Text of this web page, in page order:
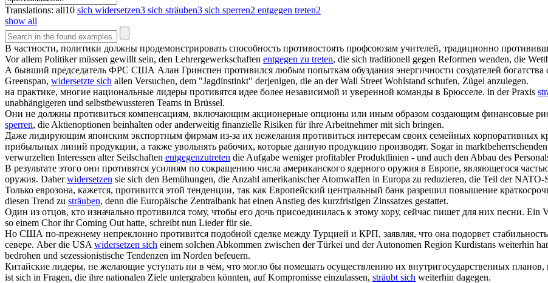
Translations: all10 sich widersetzen3 sich sträuben3 sich sperren2 entgegen treten2
show all
В частности, политики должны продемонстрировать способность противостоять профсоюзам учителей, традиционно
Vor allem Politiker müssen gewillt sein, den Lehrergewerkschaften entgegen zu treten, die sich traditionell gegen Reformen wenden, die
А бывший председатель ФРС США Алан Гринспен противился любым попыткам обуздания энергичности создателей богатства
Greenspan, widersetzte sich allen Versuchen, dem "Jagdinstinkt" derjenigen, die an der Wall Street Wohlstand schufen, Zügel anzulegen.
на практике, многие национальные лидеры противятся идее более независимой и уверенной команды в Брюсселе. in der Praxis
unabhängigeren und selbstbewussteren Teams in Brüssel.
Они не должны противиться компенсациям, включающим акционерные опционы или иным образом создающим финансовые
sperren, die Aktienoptionen beinhalten oder anderweitig finanzielle Risiken für ihre Arbeitnehmer mit sich bringen.
Даже лидирующим японским экспортным фирмам из-за их нежелания противиться интересам своих семейных корпоративных
прибыльных линий продукции, а также увольнять рабочих, которые данную продукцию производят. Sogar in
verwurzelten Interessen alter Seilschaften entgegenzutreten die Aufgabe weniger profitabler Produktlinien - und auch den Abbau des
В результате этого они противятся усилиям по сокращению числа американского ядерного оружия в Европе, являющегося
оружия. Daherwidersetzen sie sich den Bemühungen, die Anzahl amerikanischer Atomwaffen in Europa zu reduzieren, die Teil der
Только еврозона, кажется, противится этой тенденции, так как Европейский центральный банк разрешил повышение
diesen Trend zu sträuben, denn die Europäische Zentralbank hat einen Anstieg des kurzfristigen Zinssatzes gestattet.
Один из отцов, кто изначально противился тому, чтобы его дочь присоединилась к этому хору, сейчас пишет для них песни. Ein
so einem Chor ihr Coming Out hatte, schreibt nun Lieder für sie.
Но США по-прежнему непреклонно противится подобной сделке между Турцией и КРП, заявляя, что она подорвет
севере. Aber die USA widersetzen sich einem solchen Abkommen zwischen der Türkei und der Autonomen Region Kurdistans weiterhin
bedrohen und sezessionistische Tendenzen im Norden befeuern.
Китайские лидеры, не желающие уступать ни в чём, что могло бы помешать осуществлению их внутригосударственных
ist sich in Fragen, die ihre nationalen Ziele untergraben könnten, auf Kompromisse einzulassen, sträubt sich weiterhin dagegen.